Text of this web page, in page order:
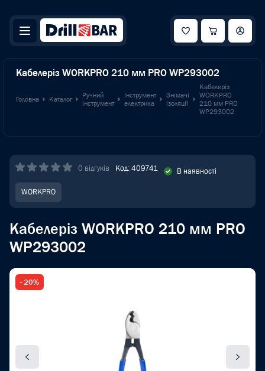
Кабелеріз WORKPRO 210 мм PRO WP293002
Головна Каталог
Ручний
інструмент
Інструмент
електрика
Знімачі
ізоляції
Кабелеріз
WORKPRO
210 мм PRO
WP293002
0 відгуків Код: 409741 В наявності
WORKPRO
Кабелеріз WORKPRO 210 мм PRO
WP293002
- 20%